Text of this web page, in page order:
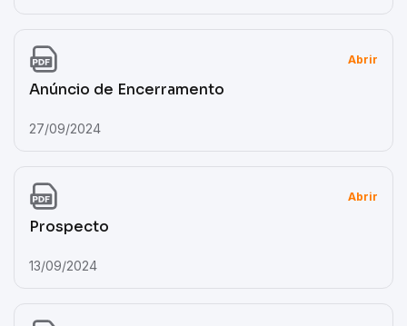
Abrir
Anúncio de Encerramento
27/09/2024
Abrir
Prospecto
13/09/2024